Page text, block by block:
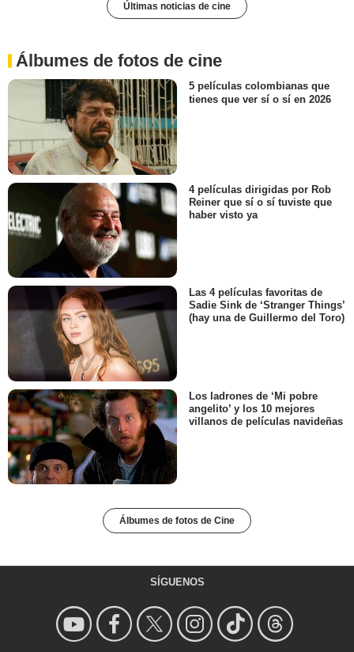
Últimas noticias de cine
Álbumes de fotos de cine
5 películas colombianas que
tienes que ver sí o sí en 2026
4 películas dirigidas por Rob
Reiner que sí o sí tuviste que
haber visto ya
Las 4 películas favoritas de
Sadie Sink de ‘Stranger Things’
(hay una de Guillermo del Toro)
Los ladrones de ‘Mi pobre
angelito’ y los 10 mejores
villanos de películas navideñas
Álbumes de fotos de Cine
SÍGUENOS